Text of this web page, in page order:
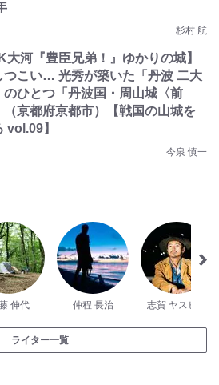
杉村 航
大河『豊臣兄弟！』ゆかりの城】
つこい… 光秀が築いた「丹波 二大
のひとつ「丹波国・周山城〈前
（京都府京都市）【戦国の山城を
vol.09】
今泉 慎一
伸代 仲程 長治 志賀 ヤスヒロ
ライター一覧